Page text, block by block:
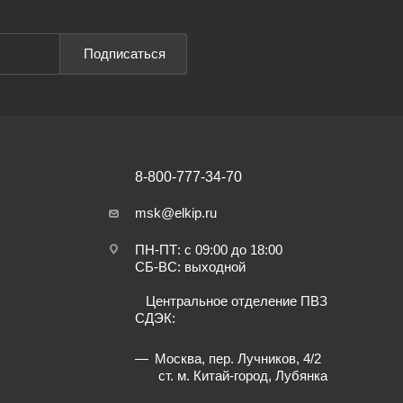
Подписаться
8-800-777-34-70
msk@elkip.ru
ПН-ПТ: с 09:00 до 18:00
СБ-ВС: выходной
Центральное отделение ПВЗ
СДЭК:
Москва, пер. Лучников, 4/2
ст. м. Китай-город, Лубянка